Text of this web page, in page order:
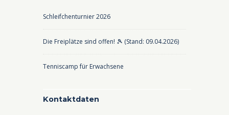
Schleifchenturnier 2026
Die Freiplätze sind offen! 🎾 (Stand: 09.04.2026)
Tenniscamp für Erwachsene
Kontaktdaten